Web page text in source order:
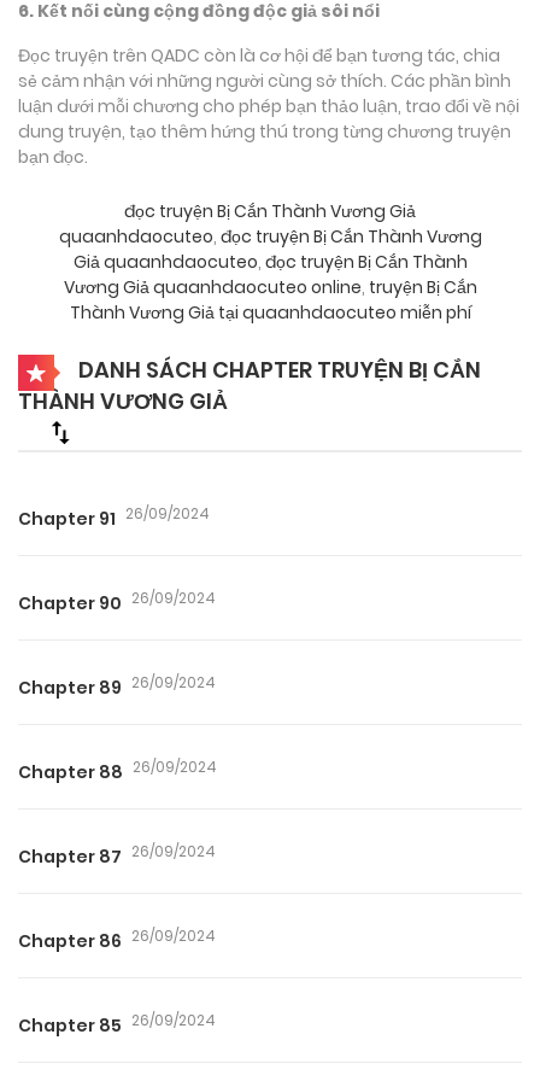
6. Kết nối cùng cộng đồng độc giả sôi nổi
Đọc truyện trên QADC còn là cơ hội để bạn tương tác, chia
sẻ cảm nhận với những người cùng sở thích. Các phần bình
luận dưới mỗi chương cho phép bạn thảo luận, trao đổi về nội
dung truyện, tạo thêm hứng thú trong từng chương truyện
bạn đọc.
đọc truyện Bị Cắn Thành Vương Giả
quaanhdaocuteo, đọc truyện Bị Cắn Thành Vương
Giả quaanhdaocuteo, đọc truyện Bị Cắn Thành
Vương Giả quaanhdaocuteo online, truyện Bị Cắn
Thành Vương Giả tại quaanhdaocuteo miễn phí
DANH SÁCH CHAPTER TRUYỆN BỊ CẮN
THÀNH VƯƠNG GIẢ
Chapter 91 26/09/2024
Chapter 90 26/09/2024
Chapter 89 26/09/2024
Chapter 88 26/09/2024
Chapter 87 26/09/2024
Chapter 86 26/09/2024
Chapter 85 26/09/2024